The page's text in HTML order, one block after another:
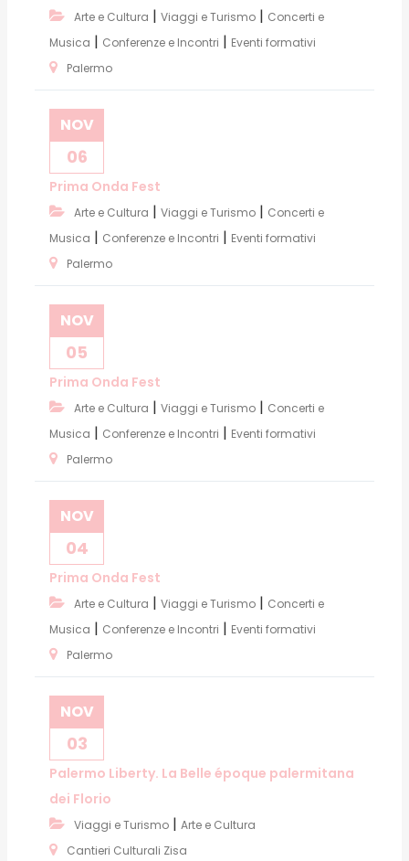
Arte e Cultura | Viaggi e Turismo | Concerti e
Musica | Conferenze e Incontri | Eventi formativi
Palermo
NOV
06
Prima Onda Fest
Arte e Cultura | Viaggi e Turismo | Concerti e
Musica | Conferenze e Incontri | Eventi formativi
Palermo
NOV
05
Prima Onda Fest
Arte e Cultura | Viaggi e Turismo | Concerti e
Musica | Conferenze e Incontri | Eventi formativi
Palermo
NOV
04
Prima Onda Fest
Arte e Cultura | Viaggi e Turismo | Concerti e
Musica | Conferenze e Incontri | Eventi formativi
Palermo
NOV
03
Palermo Liberty. La Belle époque palermitana
dei Florio
Viaggi e Turismo | Arte e Cultura
Cantieri Culturali Zisa